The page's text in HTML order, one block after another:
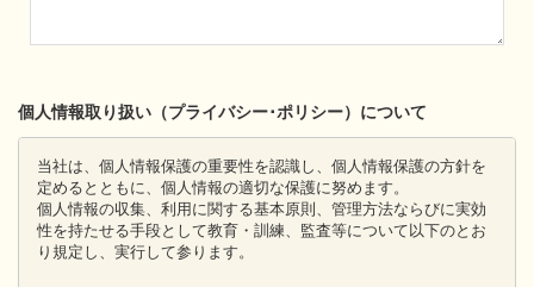
個人情報取り扱い（プライバシー･ポリシー）について
当社は、個人情報保護の重要性を認識し、個人情報保護の方針を
定めるとともに、個人情報の適切な保護に努めます。
個人情報の収集、利用に関する基本原則、管理方法ならびに実効
性を持たせる手段として教育・訓練、監査等について以下のとお
り規定し、実行して参ります。